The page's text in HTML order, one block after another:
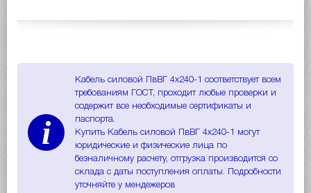
i
Кабель силовой ПвВГ 4х240-1 соответствует всем
требованиям ГОСТ, проходит любые проверки и
содержит все необходимые сертификаты и
паспорта.
Купить Кабель силовой ПвВГ 4х240-1 могут
юридические и физические лица по
безналичному расчету, отгрузка производится со
склада с даты поступления оплаты. Подробности
уточняйте у мендежеров